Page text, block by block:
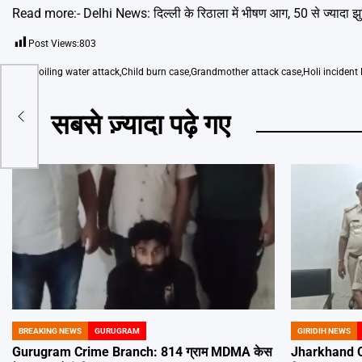
Read more:- Delhi News: दिल्ली के रिठाला में भीषण आग, 50 से ज्यादा
Post Views:803
Boiling water attackChild burn caseGrandmother attack case Holi incident
सबसे ज़्यादा पढ़े गए
POSTED
IN
BREAKING NEWS GURUGRAM
Gurugram Crime Branch: 814 ग्राम MDMA केस
POSTED
IN
GIRIDIH NEWS
Jharkhand